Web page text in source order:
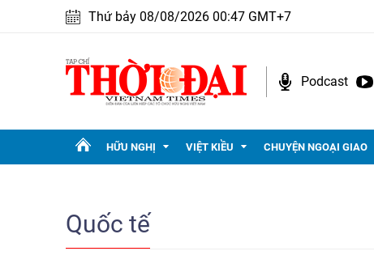
Thứ bảy 08/08/2026 00:47 GMT+7
Podcast
HỮU NGHỊ VIỆT KIỀU CHUYỆN NGOẠI GIAO
Quốc tế